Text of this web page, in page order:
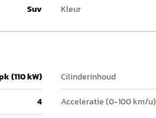
Suv Kleur
(110 kW) Cilinderinhoud
4 Acceleratie (0-100 km/u)